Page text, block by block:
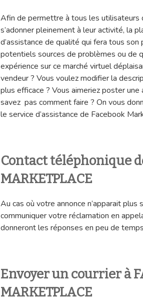
Afin de permettre à tous les utilisateurs
s’adonner pleinement à leur activité, la
d’assistance de qualité qui fera tous
potentiels sources de problèmes ou de
expérience sur ce marché virtuel
vendeur ? Vous voulez modifier la
plus efficace ? Vous aimeriez poster
savez pas comment faire ? On vous
le service d’assistance de Facebook
Contact téléphonique
MARKETPLACE
Au cas où votre annonce n’apparait plus
communiquer votre réclamation en
donneront les réponses en peu de
Envoyer un courrier à
MARKETPLACE